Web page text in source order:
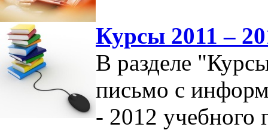
Курсы 2011 –
В разделе
письмо с
- 2012 учебного